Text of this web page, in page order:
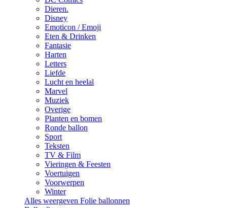
Dieren.
Disney
Emoticon / Emoji
Eten & Drinken
Fantasie
Harten
Letters
Liefde
Lucht en heelal
Marvel
Muziek
Overige
Planten en bomen
Ronde ballon
Sport
Teksten
TV & Film
Vieringen & Feesten
Voertuigen
Voorwerpen
Winter
Alles weergeven Folie ballonnen